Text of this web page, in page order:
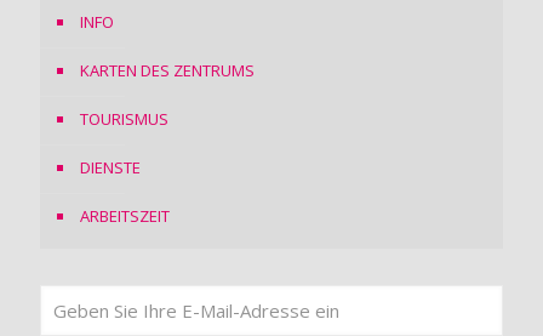
INFO
KARTEN DES ZENTRUMS
TOURISMUS
DIENSTE
ARBEITSZEIT